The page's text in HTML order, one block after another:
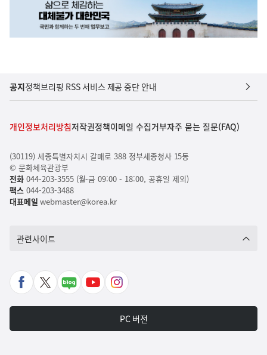
공지정책브리핑 RSS 서비스 제공 중단 안내
개인정보처리방침저작권정책이메일 수집거부자주 묻는 질문(FAQ)
(30119) 세종특별자치시 갈매로 388 정부세종청사 15동
© 문화체육관광부
전화044-203-3555 (월-금 09:00 - 18:00, 공휴일 제외)
팩스044-203-3488
대표메일 webmaster@korea.kr
관련사이트
페
북
X
가
네
포
유
바
인
타
그
PC 버전